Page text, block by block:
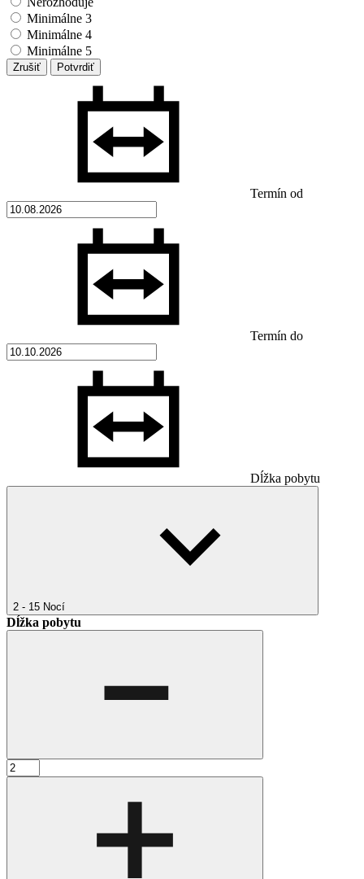
Minimálne 3
Minimálne 4
Minimálne 5
Zrušiť Potvrdiť
Termín od
Termín do
Dĺžka pobytu
2 - 15 Nocí
Dĺžka pobytu